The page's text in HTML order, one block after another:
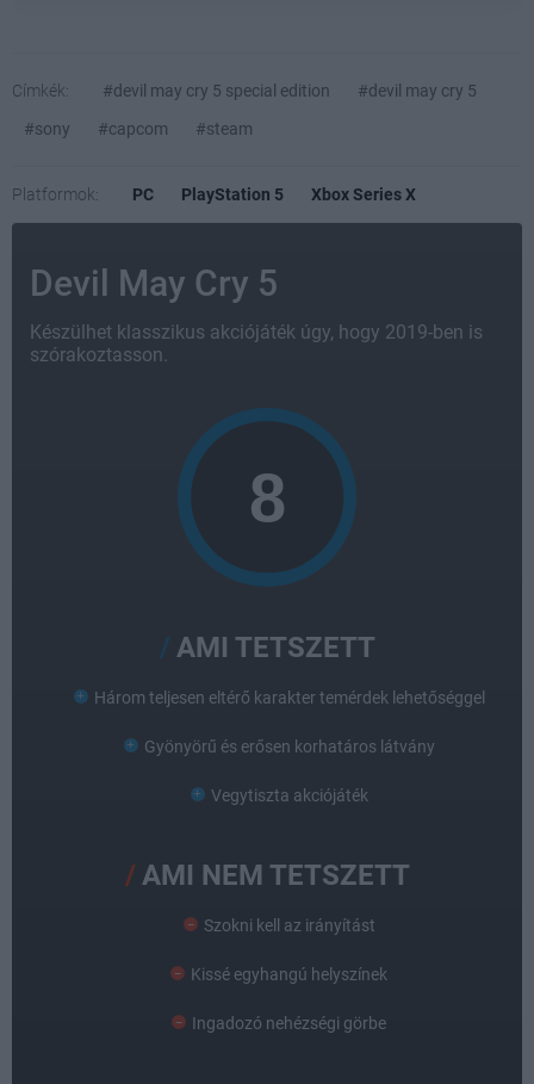
Címkék: #devil may cry 5 special edition
#devil may cry 5
#sony
#capcom #steam
Platformok: PC PlayStation 5 Xbox Series X
Devil May Cry 5
Készülhet klasszikus akciójáték úgy, hogy 2019-ben is
szórakoztasson.
AMI TETSZETT
Három teljesen eltérő karakter temérdek lehetőséggel
Gyönyörű és erősen korhatáros látvány
Vegytiszta akciójáték
AMI NEM TETSZETT
Szokni kell az irányítást
Kissé egyhangú helyszínek
Ingadozó nehézségi görbe